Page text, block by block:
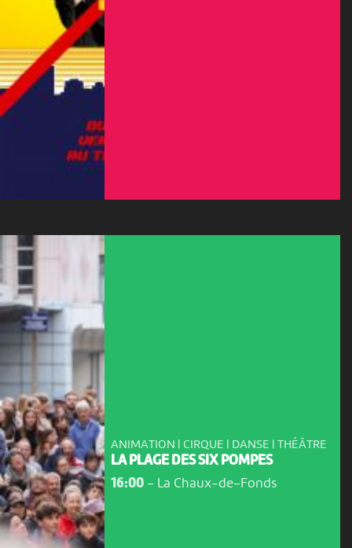
ANIMATION | CIRQUE | DANSE | THÉÂTRE
LA PLAGE DES SIX POMPES
16:00- La Chaux-de-Fonds